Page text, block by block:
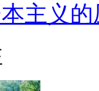
主义的